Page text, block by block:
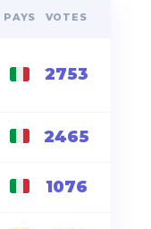
PAYS VOTES
2753
2465
1076